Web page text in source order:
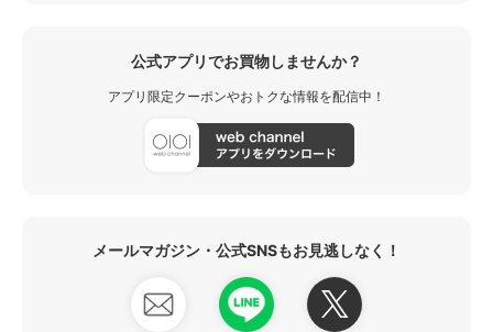
公式アプリでお買物しませんか？
アプリ限定クーポンやおトクな情報を配信中！
メールマガジン・公式SNSもお見逃しなく！